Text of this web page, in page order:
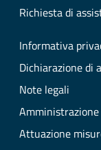
Richiesta di
Informativa
Dichiarazione di
Note legali
Attuazione